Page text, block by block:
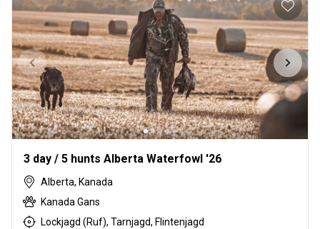
3 day / 5 hunts Alberta Waterfowl '26
Alberta, Kanada
Kanada Gans
Lockjagd (Ruf), Tarnjagd, Flintenjagd